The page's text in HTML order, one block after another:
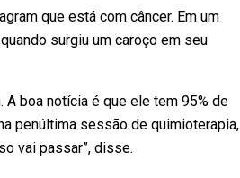
que está com câncer. Em um
surgiu um caroço em seu
A boa notícia é que ele tem 95% de
penúltima sessão de quimioterapia,
vai passar”, disse.